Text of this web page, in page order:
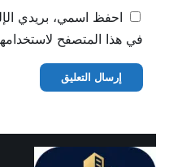
احفظ اسمي، بريدي
في هذا المتصفح